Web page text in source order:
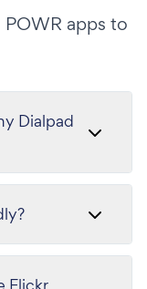
apps to
Dialpad